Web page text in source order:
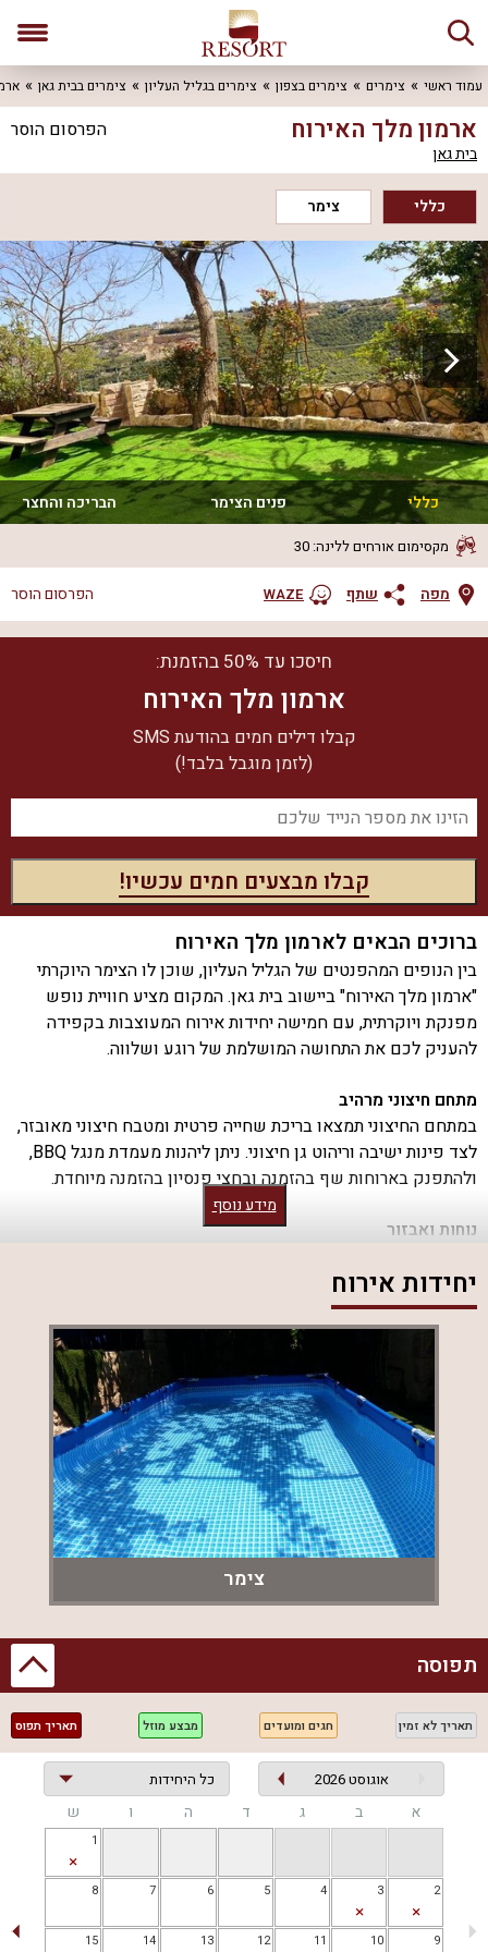
עמוד ראשי צימרים צימרים בצפון צימרים בגליל העליון צימרים בבית גאן
ארמון מלך האירוח הפרסום הוסר
בית גאן
כללי צימר
כללי פנים הצימר הבריכה והחצר
מקסימום אורחים ללינה:
30
מפה שתף WAZE הפרסום הוסר
חיסכו עד 50% בהזמנת:
ארמון מלך האירוח
קבלו דילים חמים בהודעת SMS
(לזמן מוגבל בלבד!)
ברוכים הבאים לארמון מלך האירוח
בין הנופים המהפנטים של הגליל העליון, שוכן לו הצימר היוקרתי
"ארמון מלך האירוח" ביישוב בית גאן. המקום מציע חוויית נופש
מפנקת ויוקרתית, עם חמישה יחידות אירוח המעוצבות בקפידה
להעניק לכם את התחושה המושלמת של רוגע ושלווה.
מתחם חיצוני מרהיב
במתחם החיצוני תמצאו בריכת שחייה פרטית ומטבח חיצוני מאובזר,
לצד פינות ישיבה וריהוט גן חיצוני. ניתן ליהנות מעמדת מנגל BBQ,
ולהתפנק בארוחות שף בהזמנה ובחצי פנסיון בהזמנה מיוחדת.
נוחות ואבזור
המטבח האישי מצויד היטב עם כיריים, מקרר ומיקרוגל, כדי להבטיח
לכם חווית שהות מושלמת. לחדרי הרחצה מצורפים מגבות רחצה
רכות ושמפו ומרכך מפנקים.
אטרקציות ואירועים
המקום מתאים לאירועים רומנטיים או משפחתיים, כולל הצעות
נישואין ומסיבות פרטיות. בנוסף, תוכלו ליהנות מטיולי טרקטורונים,
סוסים ואופניים בסביבה הקרובה. המקום מאפשר הפקת אירועים
תוך שמירה על פרטיות מלאה.
מדיניות
לגמישות בשבת ובחגים בתיאום מראש. ניתן להביא חיות מחמד
לסיום, אתם מוזמנים להזמין שירותים נוספים ולהתפנק באווירה
יוקרתית וייחודית בתיאום מראש.
מקום אירוח ארמון מלך האירוח מפרסם באתר ריזורט מתאריך
29.10.2025
מידע נוסף
יחידות אירוח
צימר
תפוסה
תאריך לא זמין חגים ומועדים מבצע מוזל תאריך תפוס
אוגוסט 2026
א ב ג ד ה ו ש
1
2
3
4
5
6
7
8
9
10
11
12
13
14
15